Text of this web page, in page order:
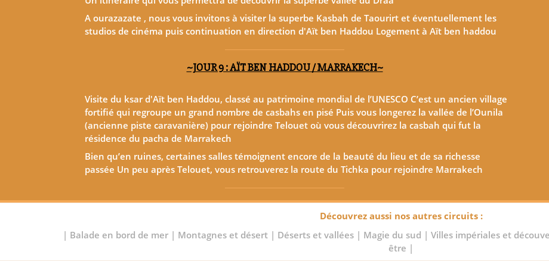
A ourazazate , nous vous invitons à visiter la superbe Kasbah de Taourirt et éventuellement les
studios de cinéma puis continuation en direction d'Aït ben Haddou Logement à Aït ben haddou
~JOUR 9 : AÏT BEN HADDOU / MARRAKECH~
Visite du ksar d'Aït ben Haddou, classé au patrimoine mondial de l’UNESCO C’est un ancien village
fortifié qui regroupe un grand nombre de casbahs en pisé Puis vous longerez la vallée de l’Ounila
(ancienne piste caravanière) pour rejoindre Telouet où vous découvrirez la casbah qui fut la
résidence du pacha de Marrakech
Bien qu’en ruines, certaines salles témoignent encore de la beauté du lieu et de sa richesse
passée Un peu après Telouet, vous retrouverez la route du Tichka pour rejoindre Marrakech
Découvrez aussi nos autres circuits :
| Balade en bord de mer | Montagnes et désert | Déserts et vallées | Magie du sud | Villes impériales et
être |